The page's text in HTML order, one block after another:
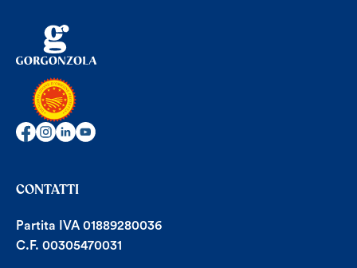
CONTATTI
Partita IVA 01889280036
C.F. 00305470031